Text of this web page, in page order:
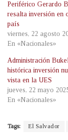
Periférico Gerardo
resalta inversión en
país
viernes, 22 agosto
En «Nacionales»
Administración
histórica inversión
vista en la UES
jueves, 22 mayo
En «Nacionales»
Tags: El Salvador